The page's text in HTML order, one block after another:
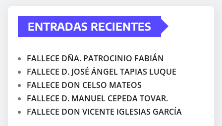
ENTRADAS RECIENTES
FALLECE DÑA. PATROCINIO FABIÁN
FALLECE D. JOSÉ ÁNGEL TAPIAS LUQUE
FALLECE DON CELSO MATEOS
FALLECE D. MANUEL CEPEDA TOVAR.
FALLECE DON VICENTE IGLESIAS GARCÍA